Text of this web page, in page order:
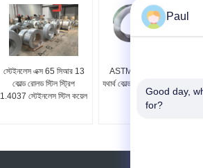
স্টেইনলেস এক্স 65 সিআর 13
কোল্ড রোলড স্টিল স্ট্রিপ
1.4037 স্টেইনলেস স্টিল কয়েল
ASTM A666 টাইপ 301
যথার্থ কোল্ড রোলড স্টেইনলেস স্টীল
কয়েল
Paul
Good day,
for?